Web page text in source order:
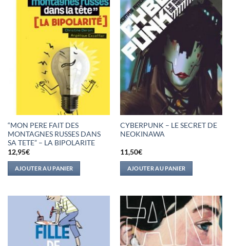
“MON PERE FAIT DES
MONTAGNES RUSSES DANS
SA TETE” – LA BIPOLARITE
12,95€
AJOUTER AU PANIER
CYBERPUNK – LE SECRET DE
NEOKINAWA
11,50€
AJOUTER AU PANIER